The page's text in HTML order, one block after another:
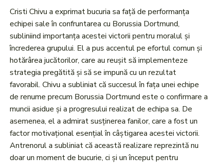
Cristi Chivu a exprimat bucuria sa față de performanța
echipei sale în confruntarea cu Borussia Dortmund,
subliniind importanța acestei victorii pentru moralul și
încrederea grupului. El a pus accentul pe efortul comun și
hotărârea jucătorilor, care au reușit să implementeze
strategia pregătită și să se impună cu un rezultat
favorabil. Chivu a subliniat că succesul în fața unei echipe
de renume precum Borussia Dortmund este o confirmare a
muncii asidue și a progresului realizat de echipa sa. De
asemenea, el a admirat susținerea fanilor, care a fost un
factor motivațional esențial în câștigarea acestei victorii.
Antrenorul a subliniat că această realizare reprezintă nu
doar un moment de bucurie, ci și un început pentru